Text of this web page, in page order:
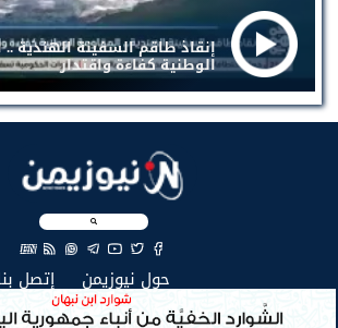
إنقاذ طاقم السفينة الهندية ..
الوطنية كفاءة واقتدار
EN
حول نيوزيمن إتصل
جميع الحقوق محفوظة لنيوزيمن © 2026